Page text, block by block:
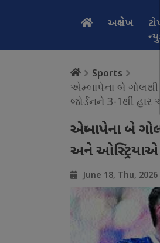
અગ્રલેખ
ટોપ
ન્યુઝ
Sports
એમ્બાપેના બે
જોર્ડનને 3-1થી હાર
એમ્બાપેના બે
અને ઓસ્ટ્રિયાએ
June 18, Thu, 2026